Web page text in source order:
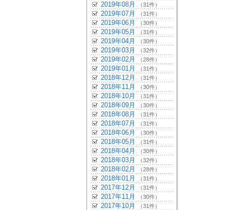
2019年08月 （31件）
2019年07月 （31件）
2019年06月 （30件）
2019年05月 （31件）
2019年04月 （30件）
2019年03月 （32件）
2019年02月 （28件）
2019年01月 （31件）
2018年12月 （31件）
2018年11月 （30件）
2018年10月 （31件）
2018年09月 （30件）
2018年08月 （31件）
2018年07月 （31件）
2018年06月 （30件）
2018年05月 （31件）
2018年04月 （30件）
2018年03月 （32件）
2018年02月 （28件）
2018年01月 （31件）
2017年12月 （31件）
2017年11月 （30件）
2017年10月 （31件）